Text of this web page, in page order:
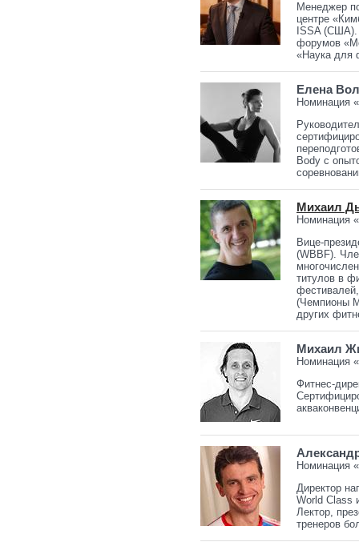
Менеджер
центре «
ISSA
форумов
«Наука для
Елена
Номинация
Body с
Михаил
Номинация
Вице-
(WBBF).
титулов в
(Чемпионы
других
Михаил
Номинация
Фитнес-
Номинация
Директор
World Class
Лектор,
тренеров